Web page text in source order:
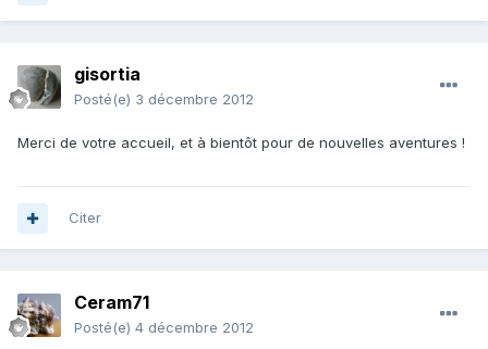
gisortia
Posté(e) 3 décembre 2012
Merci de votre accueil, et à bientôt pour de nouvelles aventures !
Citer
Ceram71
Posté(e) 4 décembre 2012